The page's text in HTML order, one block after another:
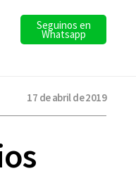
Seguinos en
Whatsapp
17 de abril de 2019